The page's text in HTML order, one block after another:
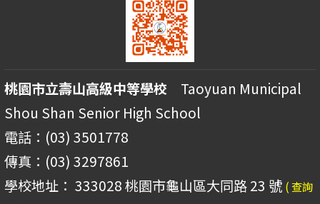
桃園市立壽山高級中等學校 Taoyuan Municipal
Shou Shan Senior High School
電話：(03) 3501778
傳真：(03) 3297861
學校地址： 333028 桃園市龜山區大同路 23 號 ( 查詢